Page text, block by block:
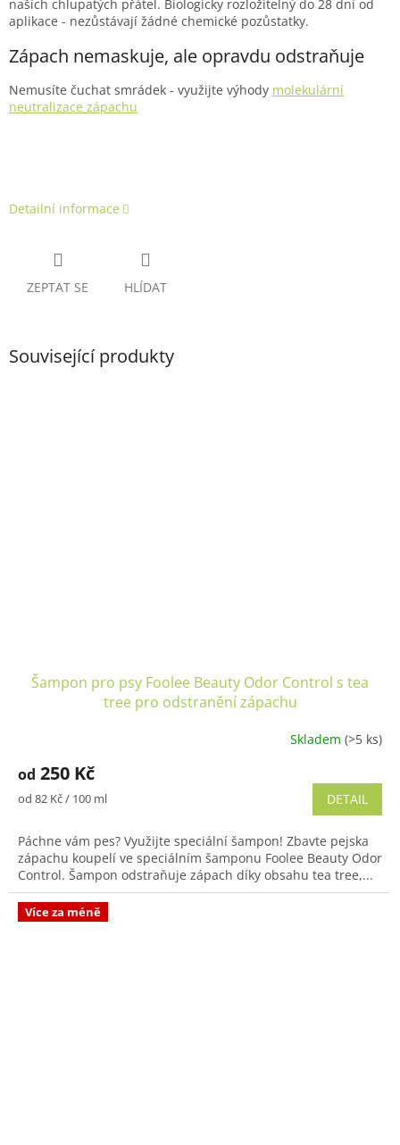
našich chlupatých přátel. Biologicky rozložitelný do 28 dní od
aplikace - nezůstávají žádné chemické pozůstatky.
Zápach nemaskuje, ale opravdu odstraňuje
Nemusíte čuchat smrádek - využijte výhody molekulární
neutralizace zápachu
Detailní informace
ZEPTAT SE HLÍDAT
Související produkty
Šampon pro psy Foolee Beauty Odor Control s tea
tree pro odstranění zápachu
produktu
5,0
5
hvězdiček.
Skladem(>5 ks)
od 250 Kč
Měrná
od 82 Kč / 100 ml DETAIL
Páchne vám pes? Využijte speciální šampon! Zbavte pejska
zápachu koupelí ve speciálním šamponu Foolee Beauty Odor
Control. Šampon odstraňuje zápach díky obsahu tea tree,...
Více za méně